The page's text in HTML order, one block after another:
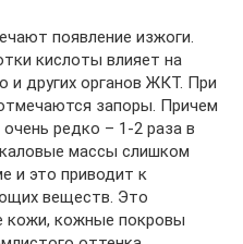
появление изжоги.
кислоты влияет на
и других органов ЖКТ. При
запоры. Причем
редко – 1-2 раза в
массы слишком
и это приводит к
веществ. Это
кожи, кожные покровы